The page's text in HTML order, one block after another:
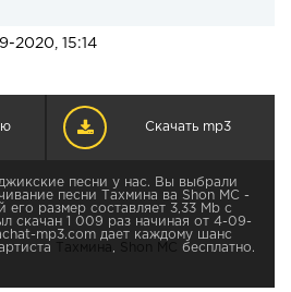
2020, 15:14
Скачать mp3
песни у нас. Вы выбрали
песни Тахмина ва Shon MC -
его размер составляет 3,33 Mb с
скачан 1 009 раз начиная от 4-09-
mp3.com дает каждому шанс
Тахмина бесплатно.